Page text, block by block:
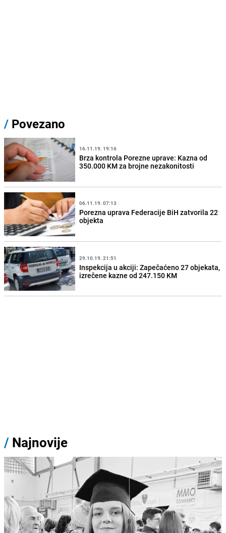
/ Povezano
16.11.19. 19:16
Brza kontrola Porezne uprave: Kazna od
350.000 KM za brojne nezakonitosti
06.11.19. 07:13
Porezna uprava Federacije BiH zatvorila 22
objekta
29.10.19. 21:51
Inspekcija u akciji: Zapečaćeno 27 objekata,
izrečene kazne od 247.150 KM
/ Najnovije